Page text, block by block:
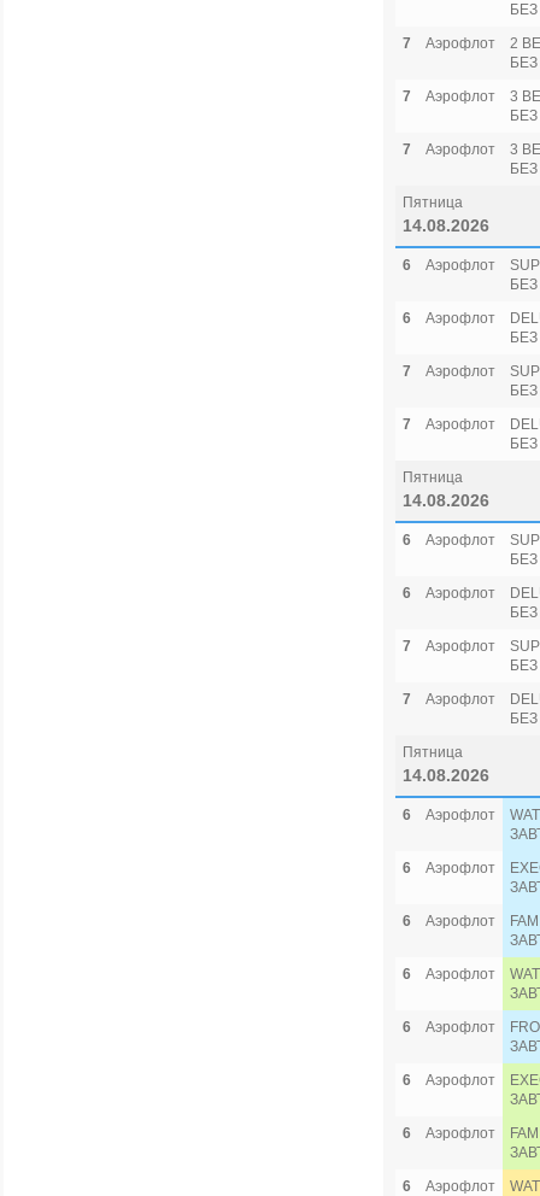
7
Аэрофлот
2
7
Аэрофлот
3
7
Аэрофлот
3
Пятница
14.08.2026
6 Аэрофлот
6
Аэрофлот
7
Аэрофлот
7
Аэрофлот
Пятница
14.08.2026
6 Аэрофлот
6
Аэрофлот
7
Аэрофлот
7
Аэрофлот
Пятница
14.08.2026
6 Аэрофлот
6
Аэрофлот
6
Аэрофлот
6
Аэрофлот
6
Аэрофлот
6
Аэрофлот
6
Аэрофлот
6
Аэрофлот